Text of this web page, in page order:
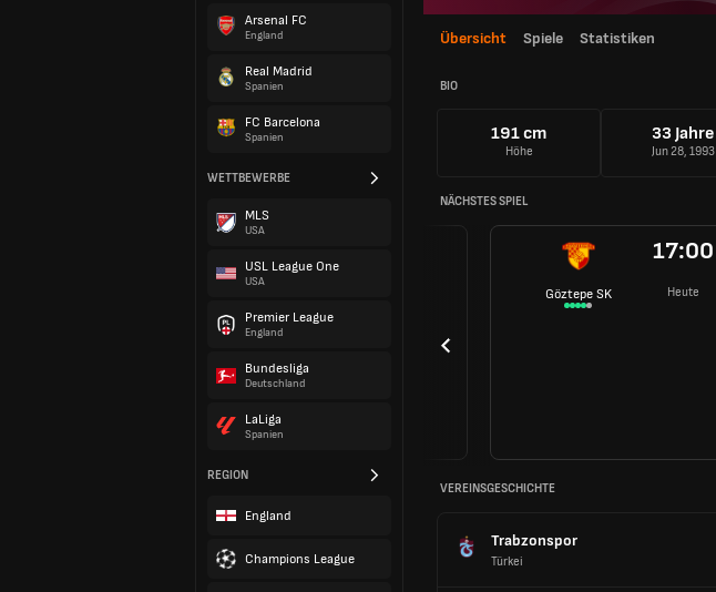
Arsenal FC
England
Real Madrid
Spanien
FC Barcelona
Spanien
WETTBEWERBE
MLS
USA
USL League One
USA
Premier League
England
Bundesliga
Deutschland
LaLiga
Spanien
REGION
England
Champions League
Übersicht Spiele Statistiken
BIO
191 cm
Höhe
33 Jahre
Jun 28, 1993
NÄCHSTES SPIEL
Göztepe SK
17:00
Heute
VEREINSGESCHICHTE
Trabzonspor
Türkei